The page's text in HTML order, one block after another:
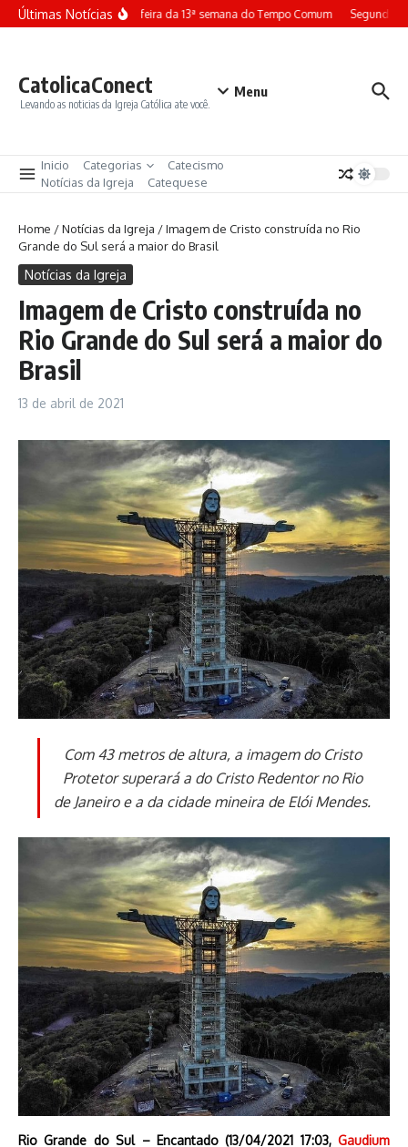
Ir para o conteúdo
Últimas NotíciasTerça-feira da 13ª semana do Tempo Comum Segunda-
CatolicaConect
Levando as noticias da Igreja Católica ate você.
Menu
Inicio Categorias
Catecismo
Notícias da Igreja
Catequese
Home /Notícias da Igreja /Imagem de Cristo construída no Rio
Grande do Sul será a maior do Brasil
Notícias da Igreja
Imagem de Cristo construída no
Rio Grande do Sul será a maior do
Brasil
13 de abril de 2021
Com 43 metros de altura, a imagem do Cristo
Protetor superará a do Cristo Redentor no Rio
de Janeiro e a da cidade mineira de Elói Mendes.
Rio Grande do Sul – Encantado (13/04/2021 17:03, Gaudium